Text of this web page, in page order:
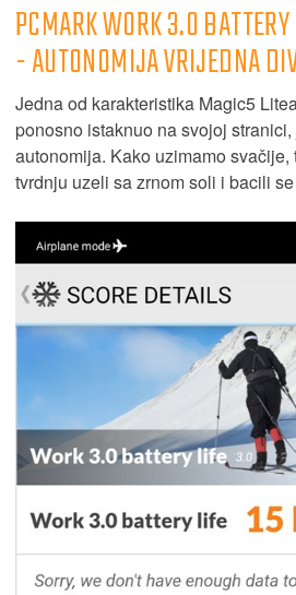
PCMARK WORK 3.0
- AUTONOMIJA VRIJEDNA
Jedna od karakteristika Magic5
ponosno istaknuo na svojoj
autonomija. Kako uzimamo svačije,
tvrdnju uzeli sa zrnom soli i bacili